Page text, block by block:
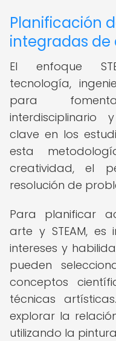
Planificación
integradas de
El enfoque
tecnología,
para
interdisciplinario
clave en los
esta
creatividad, el
resolución de
Para planificar
arte y STEAM,
intereses y
pueden
conceptos
técnicas
explorar la
utilizando la